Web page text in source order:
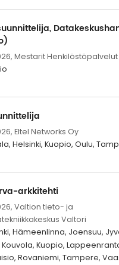
Mestarit Henkilöstöpalvelut
Eltel Networks Oy
Helsinki, Kuopio, Oulu,
arkkitehti
Valtion tieto- ja
Valtori
Hämeenlinna, Joensuu,
Kuopio,
Rovaniemi, Tampere,